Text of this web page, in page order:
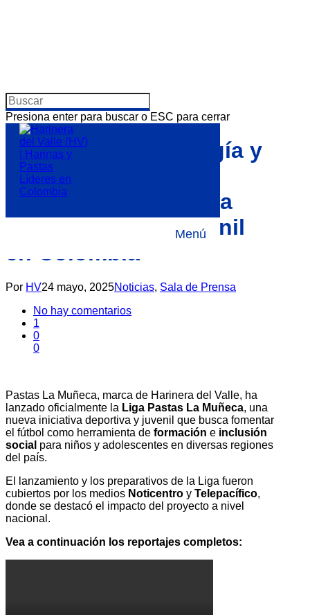
Presiona enter para buscar o ESC para cerrar
Menú
¡El Deporte es Energía y
Pasión! Pastas La
Muñeca Lanza Nueva
Liga Deportiva Juvenil
en Colombia
Por HV24 mayo, 2025Noticias, Sala de Prensa
No hay comentarios
1
0
0
Pastas La Muñeca, marca de Harinera del Valle, ha
lanzado oficialmente la Liga Pastas La Muñeca, una
nueva iniciativa deportiva y juvenil que busca fomentar
el fútbol como herramienta de formación e inclusión
social para niños y adolescentes en diversas regiones
del país.
El lanzamiento y los preparativos de la Liga fueron
cubiertos por los medios Noticentro y Telepacífico,
donde se destacó el impacto del proyecto a nivel
nacional.
Vea a continuación los reportajes completos: